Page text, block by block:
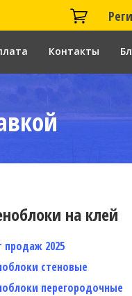
Контакты
на клей
продаж 2025
стеновые
перегородочные